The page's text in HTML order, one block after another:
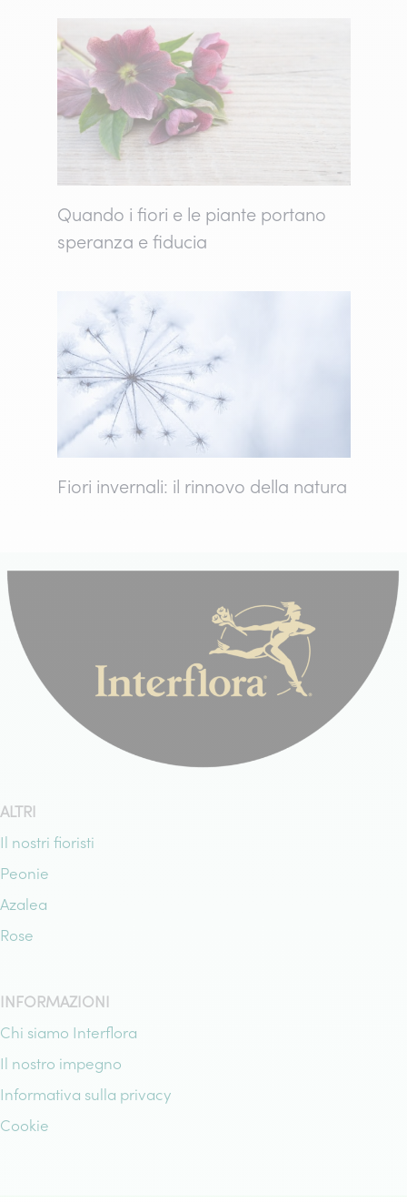
Quando i fiori e le piante portano
speranza e fiducia
Fiori invernali: il rinnovo della natura
ALTRI
Il nostri fioristi
Peonie
Azalea
Rose
INFORMAZIONI
Chi siamo Interflora
Il nostro impegno
Informativa sulla privacy
Cookie